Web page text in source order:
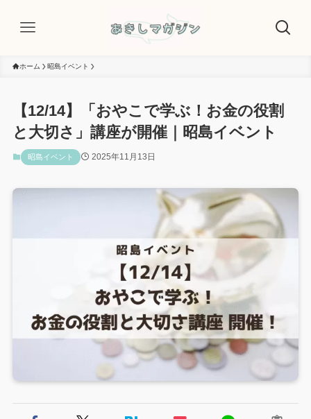
ホーム 昭島イベント
【12/14】「おやこで学ぶ！お金の役割
と大切さ」講座が開催｜昭島イベント
昭島イベント 2025年11月13日